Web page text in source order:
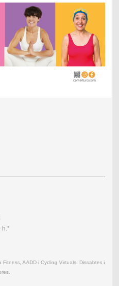
h.*
AADD i Cycling Virtuals. Dissabtes i